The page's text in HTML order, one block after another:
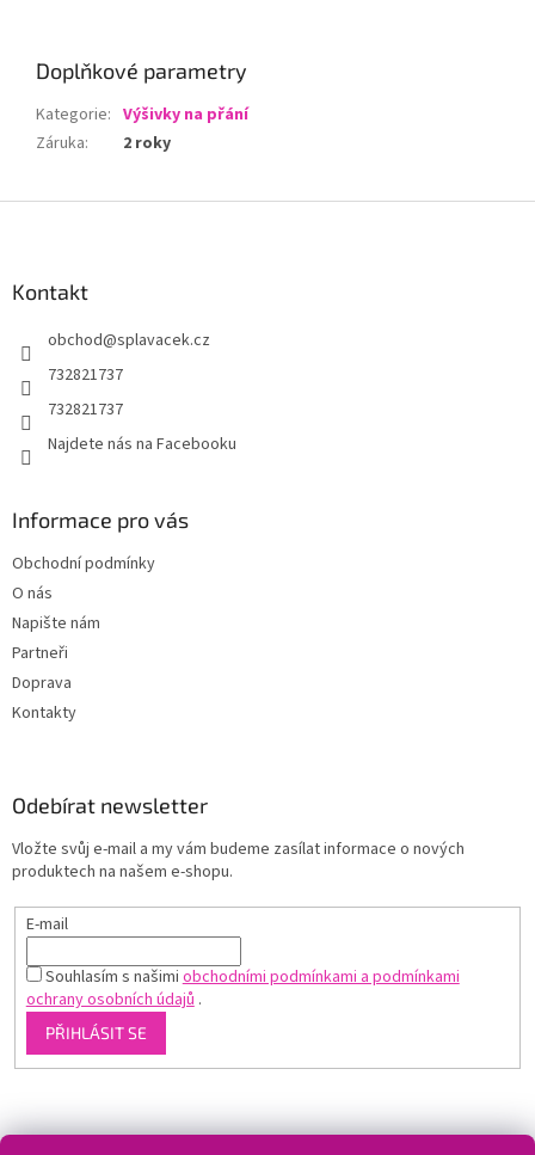
Doplňkové parametry
Kategorie: Výšivky na přání
Záruka: 2 roky
Kontakt
obchod@splavacek.cz
732821737
732821737
Najdete nás na Facebooku
Informace pro vás
Obchodní podmínky
O nás
Napište nám
Partneři
Doprava
Kontakty
Odebírat newsletter
Vložte svůj e-mail a my vám budeme zasílat informace o nových
produktech na našem e-shopu.
E-mail
Souhlasím s našimiobchodními podmínkami a podmínkami
ochrany osobních údajů.
PŘIHLÁSIT SE